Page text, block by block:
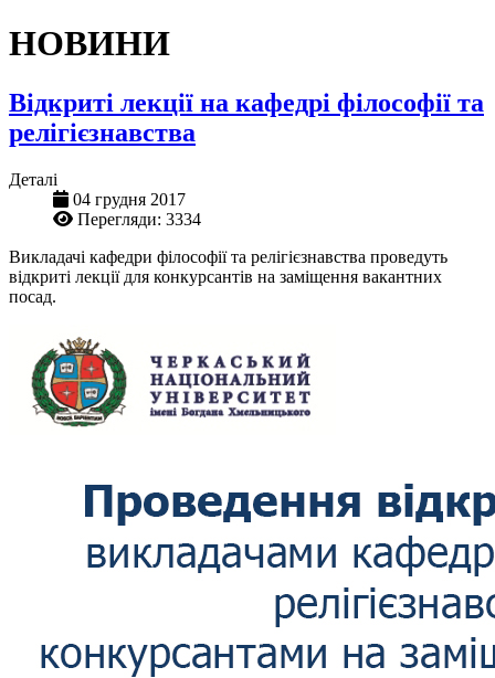
НОВИНИ
Відкриті лекції на кафедрі філософії та
релігієзнавства
Деталі
04 грудня 2017
Перегляди: 3334
Викладачі кафедри філософії та релігієзнавства проведуть
відкриті лекції для конкурсантів на заміщення вакантних
посад.